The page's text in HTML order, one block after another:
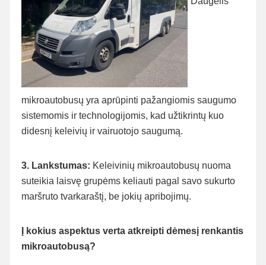
mikroautobusų yra aprūpinti pažangiomis saugumo
sistemomis ir technologijomis, kad užtikrintų kuo
didesnį keleivių ir vairuotojo saugumą.
3. Lankstumas: Keleivinių mikroautobusų nuoma
suteikia laisvę grupėms keliauti pagal savo sukurto
maršruto tvarkaraštį, be jokių apribojimų.
Į kokius aspektus verta atkreipti dėmesį renkantis
mikroautobusą?